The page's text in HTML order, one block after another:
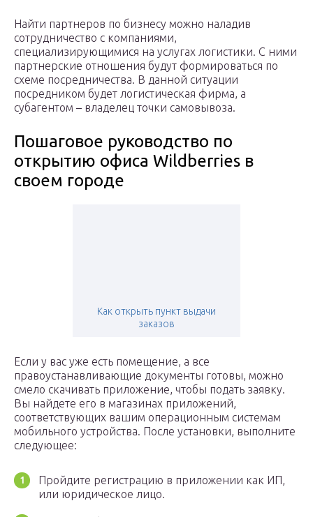
Найти партнеров по бизнесу можно наладив
сотрудничество с компаниями,
специализирующимися на услугах логистики. С ними
партнерские отношения будут формироваться по
схеме посредничества. В данной ситуации
посредником будет логистическая фирма, а
субагентом – владелец точки самовывоза.
Пошаговое руководство по
открытию офиса Wildberries в
своем городе
Как открыть пункт выдачи
заказов
Если у вас уже есть помещение, а все
правоустанавливающие документы готовы, можно
смело скачивать приложение, чтобы подать заявку.
Вы найдете его в магазинах приложений,
соответствующих вашим операционным системам
мобильного устройства. После установки, выполните
следующее:
Пройдите регистрацию в приложении как ИП,
или юридическое лицо.